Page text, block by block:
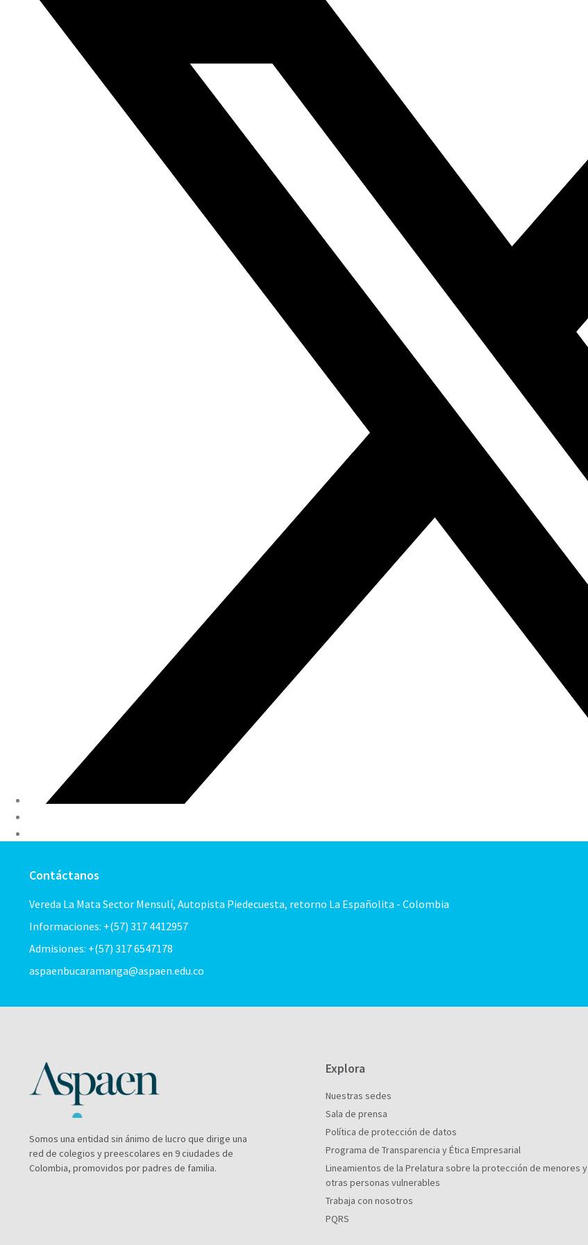
Contáctanos
Vereda La Mata Sector Mensulí, Autopista Piedecuesta, retorno La Españolita - Colombia
Informaciones: +(57) 317 4412957
Admisiones: +(57) 317 6547178
aspaenbucaramanga@aspaen.edu.co
Somos una entidad sin ánimo de lucro que dirige una
red de colegios y preescolares en 9 ciudades de
Colombia, promovidos por padres de familia.
Explora
Nuestras sedes
Sala de prensa
Política de protección de datos
Programa de Transparencia y Ética Empresarial
Lineamientos de la Prelatura sobre la protección de menores y
otras personas vulnerables
Trabaja con nosotros
PQRS